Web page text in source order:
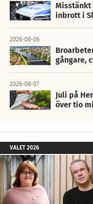
Misstänkt
inbrott i
2026-08-06
gångare,
2026-08-07
Juli på
över tio
VALET 2026